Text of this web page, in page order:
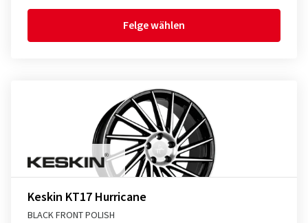
Felge wählen
Keskin KT17 Hurricane
BLACK FRONT POLISH